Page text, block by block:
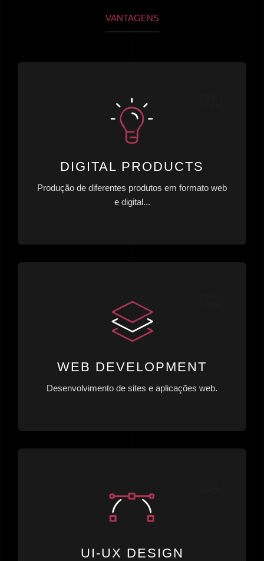
VANTAGENS
DIGITAL PRODUCTS
Produção de diferentes produtos em formato web
e digital...
WEB DEVELOPMENT
Desenvolvimento de sites e aplicações web.
UI-UX DESIGN